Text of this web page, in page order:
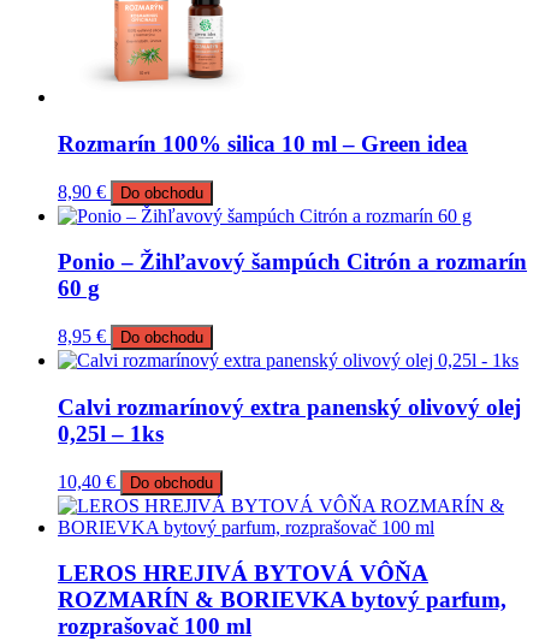
Rozmarín 100% silica 10 ml – Green idea
8,90 € Do obchodu
Ponio – Žihľavový šampúch Citrón a rozmarín
60 g
8,95 € Do obchodu
Calvi rozmarínový extra panenský olivový olej
0,25l – 1ks
10,40 € Do obchodu
LEROS HREJIVÁ BYTOVÁ VÔŇA
ROZMARÍN & BORIEVKA bytový parfum,
rozprašovač 100 ml